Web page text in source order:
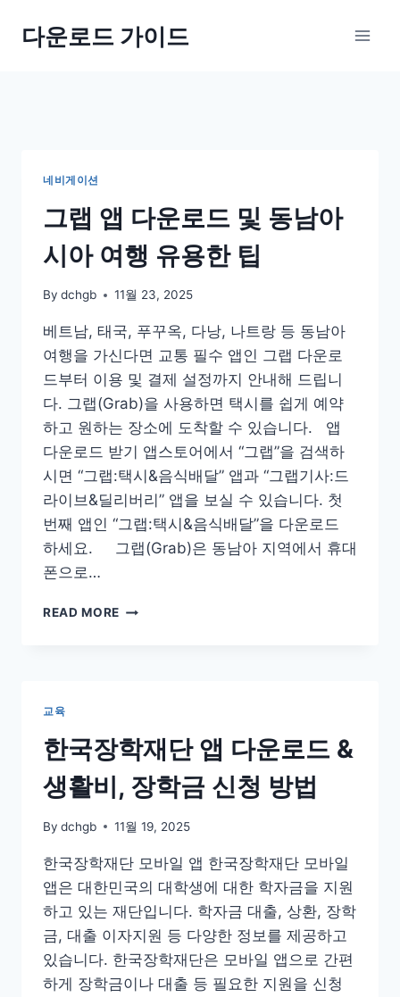
다운로드 가이드
네비게이션
그랩 앱 다운로드 및 동남아
시아 여행 유용한 팁
By dchgb 11월 23, 2025
베트남, 태국, 푸꾸옥, 다낭, 나트랑 등 동남아
여행을 가신다면 교통 필수 앱인 그랩 다운로
드부터 이용 및 결제 설정까지 안내해 드립니
다. 그랩(Grab)을 사용하면 택시를 쉽게 예약
하고 원하는 장소에 도착할 수 있습니다. 앱
다운로드 받기 앱스토어에서 “그랩”을 검색하
시면 “그랩:택시&음식배달” 앱과 “그랩기사:드
라이브&딜리버리” 앱을 보실 수 있습니다. 첫
번째 앱인 “그랩:택시&음식배달”을 다운로드
하세요. 그랩(Grab)은 동남아 지역에서 휴대
폰으로…
READ MORE 그
및
동
아
아
행
유
용
한
팁
교육
한국장학재단 앱 다운로드 &
생활비, 장학금 신청 방법
By dchgb 11월 19, 2025
한국장학재단 모바일 앱 한국장학재단 모바일
앱은 대한민국의 대학생에 대한 학자금을 지원
하고 있는 재단입니다. 학자금 대출, 상환, 장학
금, 대출 이자지원 등 다양한 정보를 제공하고
있습니다. 한국장학재단은 모바일 앱으로 간편
하게 장학금이나 대출 등 필요한 지원을 신청